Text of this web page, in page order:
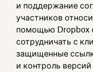
и поддержание
участников
помощью Dropbox
сотрудничать с
защищенные
и контроль